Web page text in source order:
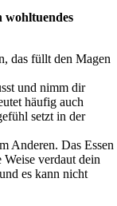
wohltuendes
das füllt den Magen
und nimm dir
häufig auch
setzt in der
Anderen. Das Essen
verdaut dein
es kann nicht